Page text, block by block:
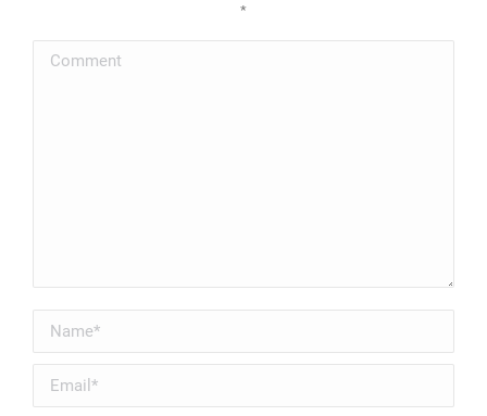
*
Comment
Name *
Email *